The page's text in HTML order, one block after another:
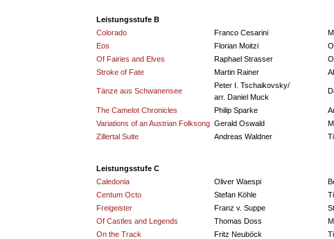
Leistungsstufe B
Colorado
Franco Cesarini
Eos
Florian Moitzi
Of Fairies and Elves
Raphael Strasser
Stroke of Fate
Martin Rainer
Tänze aus Schwanensee
Peter I. Tschaikovsky/
arr. Daniel Muck
The Camelot Chronicles Philip Sparke
Variations of an Austrian Folksong Gerald Oswald
Zillertal Suite
Andreas Waldner
Leistungsstufe C
Caledonia
Oliver Waespi
Centum Octo
Stefan Köhle
Freigeister
Franz v. Suppe
Of Castles and Legends
Thomas Doss
On the Track
Fritz Neuböck